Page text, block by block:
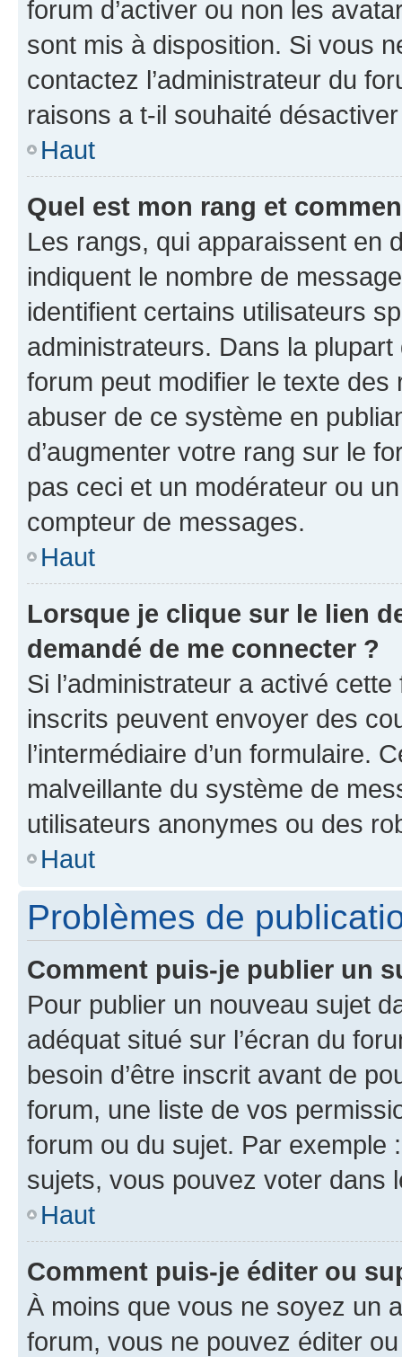
forum d’activer ou non les
sont mis à disposition. Si vous
contactez l’administrateur du
raisons a t-il souhaité
Haut
Quel est mon rang et
Les rangs, qui apparaissent en
indiquent le nombre de
identifient certains utilisateurs
administrateurs. Dans la
forum peut modifier le texte
abuser de ce système en
d’augmenter votre rang sur le
pas ceci et un modérateur ou
compteur de messages.
Haut
Lorsque je clique sur le lien
demandé de me connecter ?
Si l’administrateur a activé
inscrits peuvent envoyer des
l’intermédiaire d’un formulaire.
malveillante du système de
utilisateurs anonymes ou des
Haut
Problèmes de
Comment puis-je publier un
Pour publier un nouveau sujet
adéquat situé sur l’écran du
besoin d’être inscrit avant de
forum, une liste de vos
forum ou du sujet. Par exemple
sujets, vous pouvez voter dans
Haut
Comment puis-je éditer ou
À moins que vous ne soyez un
forum, vous ne pouvez éditer